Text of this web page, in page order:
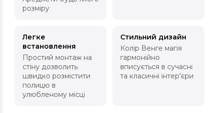
розміру
Легке
встановлення
Простий монтаж на
стіну дозволить
швидко розмістити
полицю в
улюбленому місці
Стильний дизайн
Колір Венге магія
гармонійно
вписується в сучасні
та класичні інтер'єри